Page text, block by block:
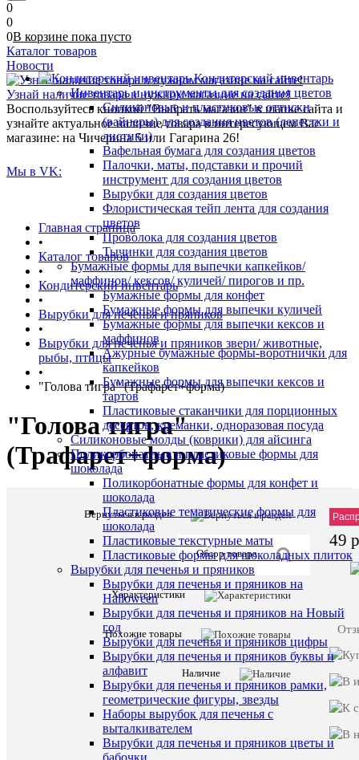
0
0
0В корзине пока пусто
Каталог товаров
Кондитерский инвентарь
Инвентарь и инструменты для создания цветов
Силиконовые и пластиковые оттиски
(вайнеры) для создания цветов (лепестки и
листики)
Вафельная бумага для создания цветов
Палочки, маты, подставки и прочий
инструмент для создания цветов
Вырубки для создания цветов
Флористическая тейп лента для создания
цветов
Проволока для создания цветов
Тычинки для создания цветов
Бумажные формы для выпечки капкейков/
маффинов/ кексов/ куличей/ пирогов и пр.
Бумажные формы для конфет
Бумажные формы для выпечки куличей
Бумажные формы для выпечки кексов и
маффинов
Ажурные бумажные формы-воротнички для
капкейков
Бумажные формы для выпечки кексов и
тартов
Пластиковые стаканчики для порционных
десертов, креманки, одноразовая посуда
Силиконовые молды (коврики) для айсинга
Поликорбонатные и пластиковые формы для
шоколада
Поликорбонатные формы для конфет и
шоколада
Пластиковые тематические формы для
шоколада
Пластиковые текстурные маты
Пластиковые формы для шоколадных плиток
Вырубки для печенья и пряников
Вырубки для печенья и пряников на
Halloween
Вырубки для печенья и пряников на Новый
год
Вырубки для печенья и пряников цифры
Вырубки для печенья и пряников буквы и
алфавит
Вырубки для печенья и пряников рамки,
геометрические фигуры, звезды
Наборы вырубок для печенья с
выталкивателем
Вырубки для печенья и пряников цветы и
бабочки
Новости
Узнай наличие товара в нужном магазине на сайте!
Воспользуйтесь кнопкой "Выбрать магазин" в шапке сайта и
узнайте актуальное наличие товара в интересующем Вас
магазине: на Чичерина 5 или Гагарина 26!
Мы в VK:
Главная страница
•
Каталог товаров
•
Кондитерский инвентарь
•
Вырубки для печенья и пряников
•
Вырубки для печенья и пряников звери/ животные,
рыбы, птицы
•
"Голова тигра" (Трафарет+форма)
"Голова тигра"
(Трафарет+форма)
Вернуться в раздел
Обзор товара
Характеристики
Похожие товары
Наличие
Все
Наши49